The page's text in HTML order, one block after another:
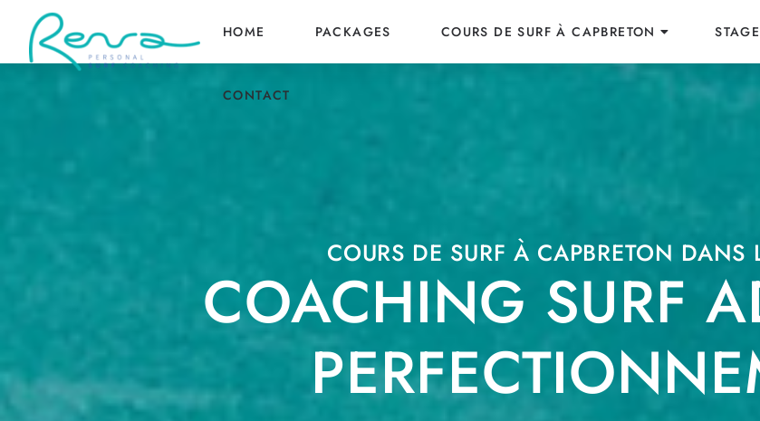
HOME PACKAGES COURS DE SURF À CAPBRETON
CONTACT
COURS DE SURF À CAPBRETON DANS
COACHING SURF